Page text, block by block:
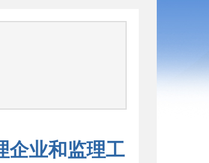
企业和监理工